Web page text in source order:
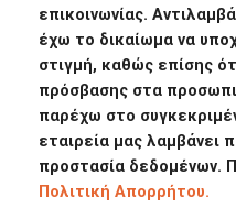
επικοινωνίας.
έχω το δικαίωμα να
στιγμή, καθώς επίσης
πρόσβασης στα
παρέχω στο
εταιρεία μας λαμβάνει
προστασία δεδομένων.
Πολιτική Απορρήτου.